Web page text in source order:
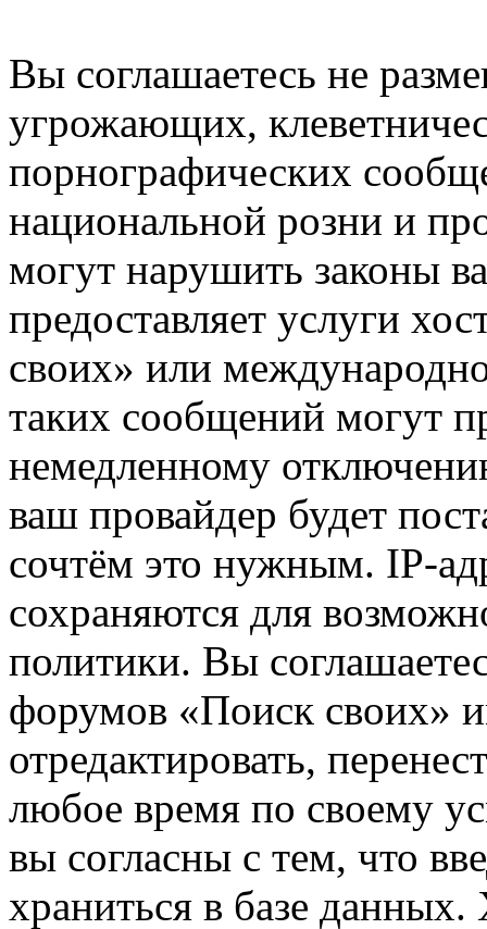
Вы соглашаетесь не
угрожающих,
порнографических
национальной розни и
могут нарушить законы
предоставляет услуги
своих» или
таких сообщений могут
немедленному
ваш провайдер будет
сочтём это нужным. IP-
сохраняются для
политики. Вы
форумов «Поиск своих»
отредактировать,
любое время по своему
вы согласны с тем, что
храниться в базе